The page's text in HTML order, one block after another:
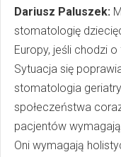
Dariusz Paluszek:
stomatologię
Europy, jeśli chodzi
Sytuacja się
stomatologia
społeczeństwa
pacjentów
Oni wymagają